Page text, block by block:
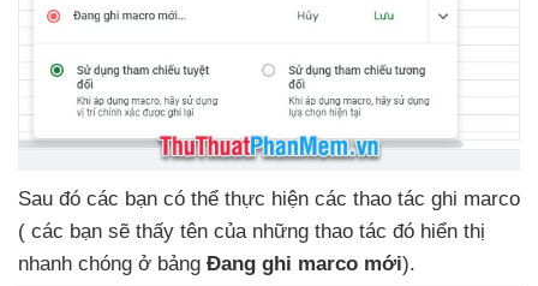
Sau đó các bạn có thể thực hiện các thao tác ghi marco
( các bạn sẽ thấy tên của những thao tác đó hiển thị
nhanh chóng ở bảng Đang ghi marco mới).